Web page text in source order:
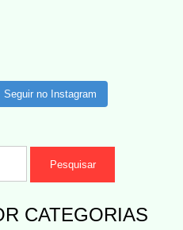
Seguir no Instagram
CATEGORIAS